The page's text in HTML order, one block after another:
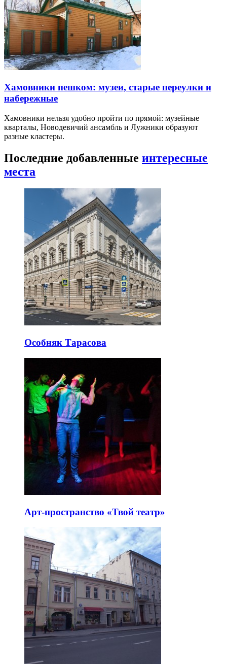
Хамовники пешком: музеи, старые переулки и
набережные
Хамовники нельзя удобно пройти по прямой: музейные
кварталы, Новодевичий ансамбль и Лужники образуют
разные кластеры.
Последние добавленные интересные
места
Особняк Тарасова
Арт-пространство «Твой театр»